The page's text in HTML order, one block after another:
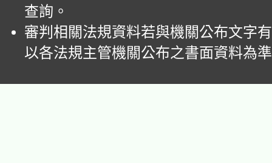
查詢。
審判相關法規資料若與機關公布文字
以各法規主管機關公布之書面資料為